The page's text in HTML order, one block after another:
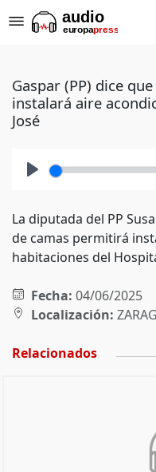
Gaspar (PP) dice
instalará aire
José
La diputada del PP
de camas permitirá
habitaciones del
Fecha: 04/06/2025
Localización:
Relacionados